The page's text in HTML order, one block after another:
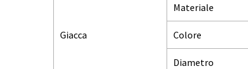
Giacca
Materiale
Colore
Diametro